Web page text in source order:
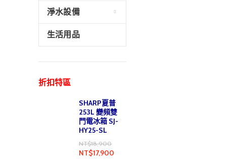
淨水設備
生活用品
折扣特區
SHARP夏普
253L 變頻雙
門電冰箱 SJ-
HY25-SL
NT$18,900
NT$17,900